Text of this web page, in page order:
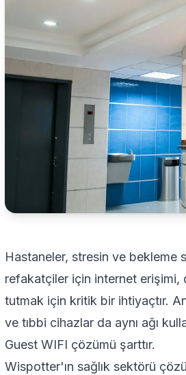
Hastaneler, stresin ve bekleme
refakatçiler için internet erişimi,
tutmak için kritik bir ihtiyaçtır.
ve tıbbi cihazlar da aynı ağı
Guest WIFI çözümü şarttır.
Wispotter'ın sağlık sektörü